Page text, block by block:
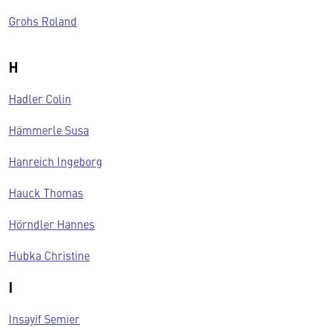
Grohs Roland
H
Hadler Colin
Hämmerle Susa
Hanreich Ingeborg
Hauck Thomas
Hörndler Hannes
Hubka Christine
I
Insayif Semier